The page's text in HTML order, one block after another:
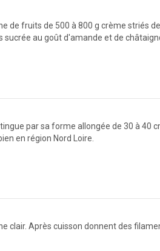
de fruits de 500 à 800 g crème striés
au goût d'amande et de
par sa forme allongée de 30 à 40
en région Nord Loire.
clair. Après cuisson donnent des